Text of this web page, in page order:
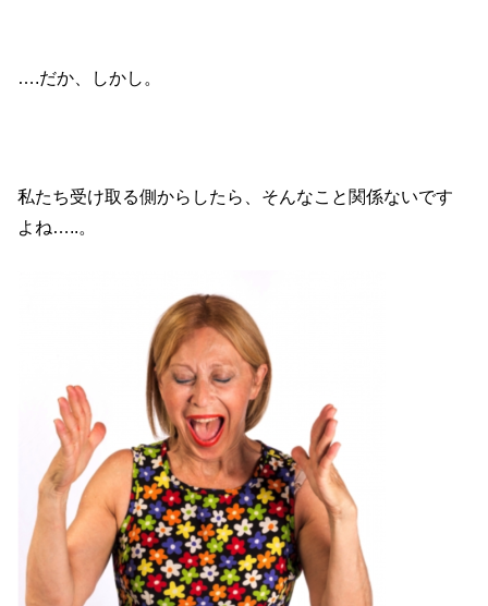
….だか、しかし。
私たち受け取る側からしたら、そんなこと関係ないです
よね…..。